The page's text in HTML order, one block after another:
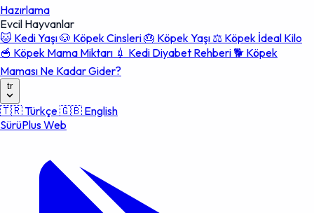
Hazırlama
Evcil Hayvanlar
🐱 Kedi Yaşı🐶 Köpek Cinsleri🎂 Köpek Yaşı ⚖️ Köpek İdeal Kilo
🥣 Köpek Mama Miktarı 💉 Kedi Diyabet Rehberi🐕 Köpek
Maması Ne Kadar Gider?
tr
🇹🇷Türkçe🇬🇧 English
SürüPlus Web